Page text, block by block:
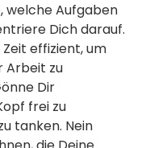
welche Aufgaben
Dich darauf.
effizient, um
Arbeit zu
Dir
frei zu
tanken. Nein